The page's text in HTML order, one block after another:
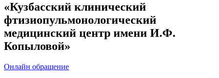
«Кузбасский клинический
фтизиопульмонологический
медицинский центр имени И.Ф.
Копыловой»
Онлайн обращение